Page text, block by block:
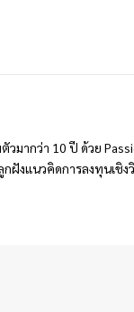
วมากว่า 10 ปี ด้วย
ฝังแนวคิดการลงทุนเชิ